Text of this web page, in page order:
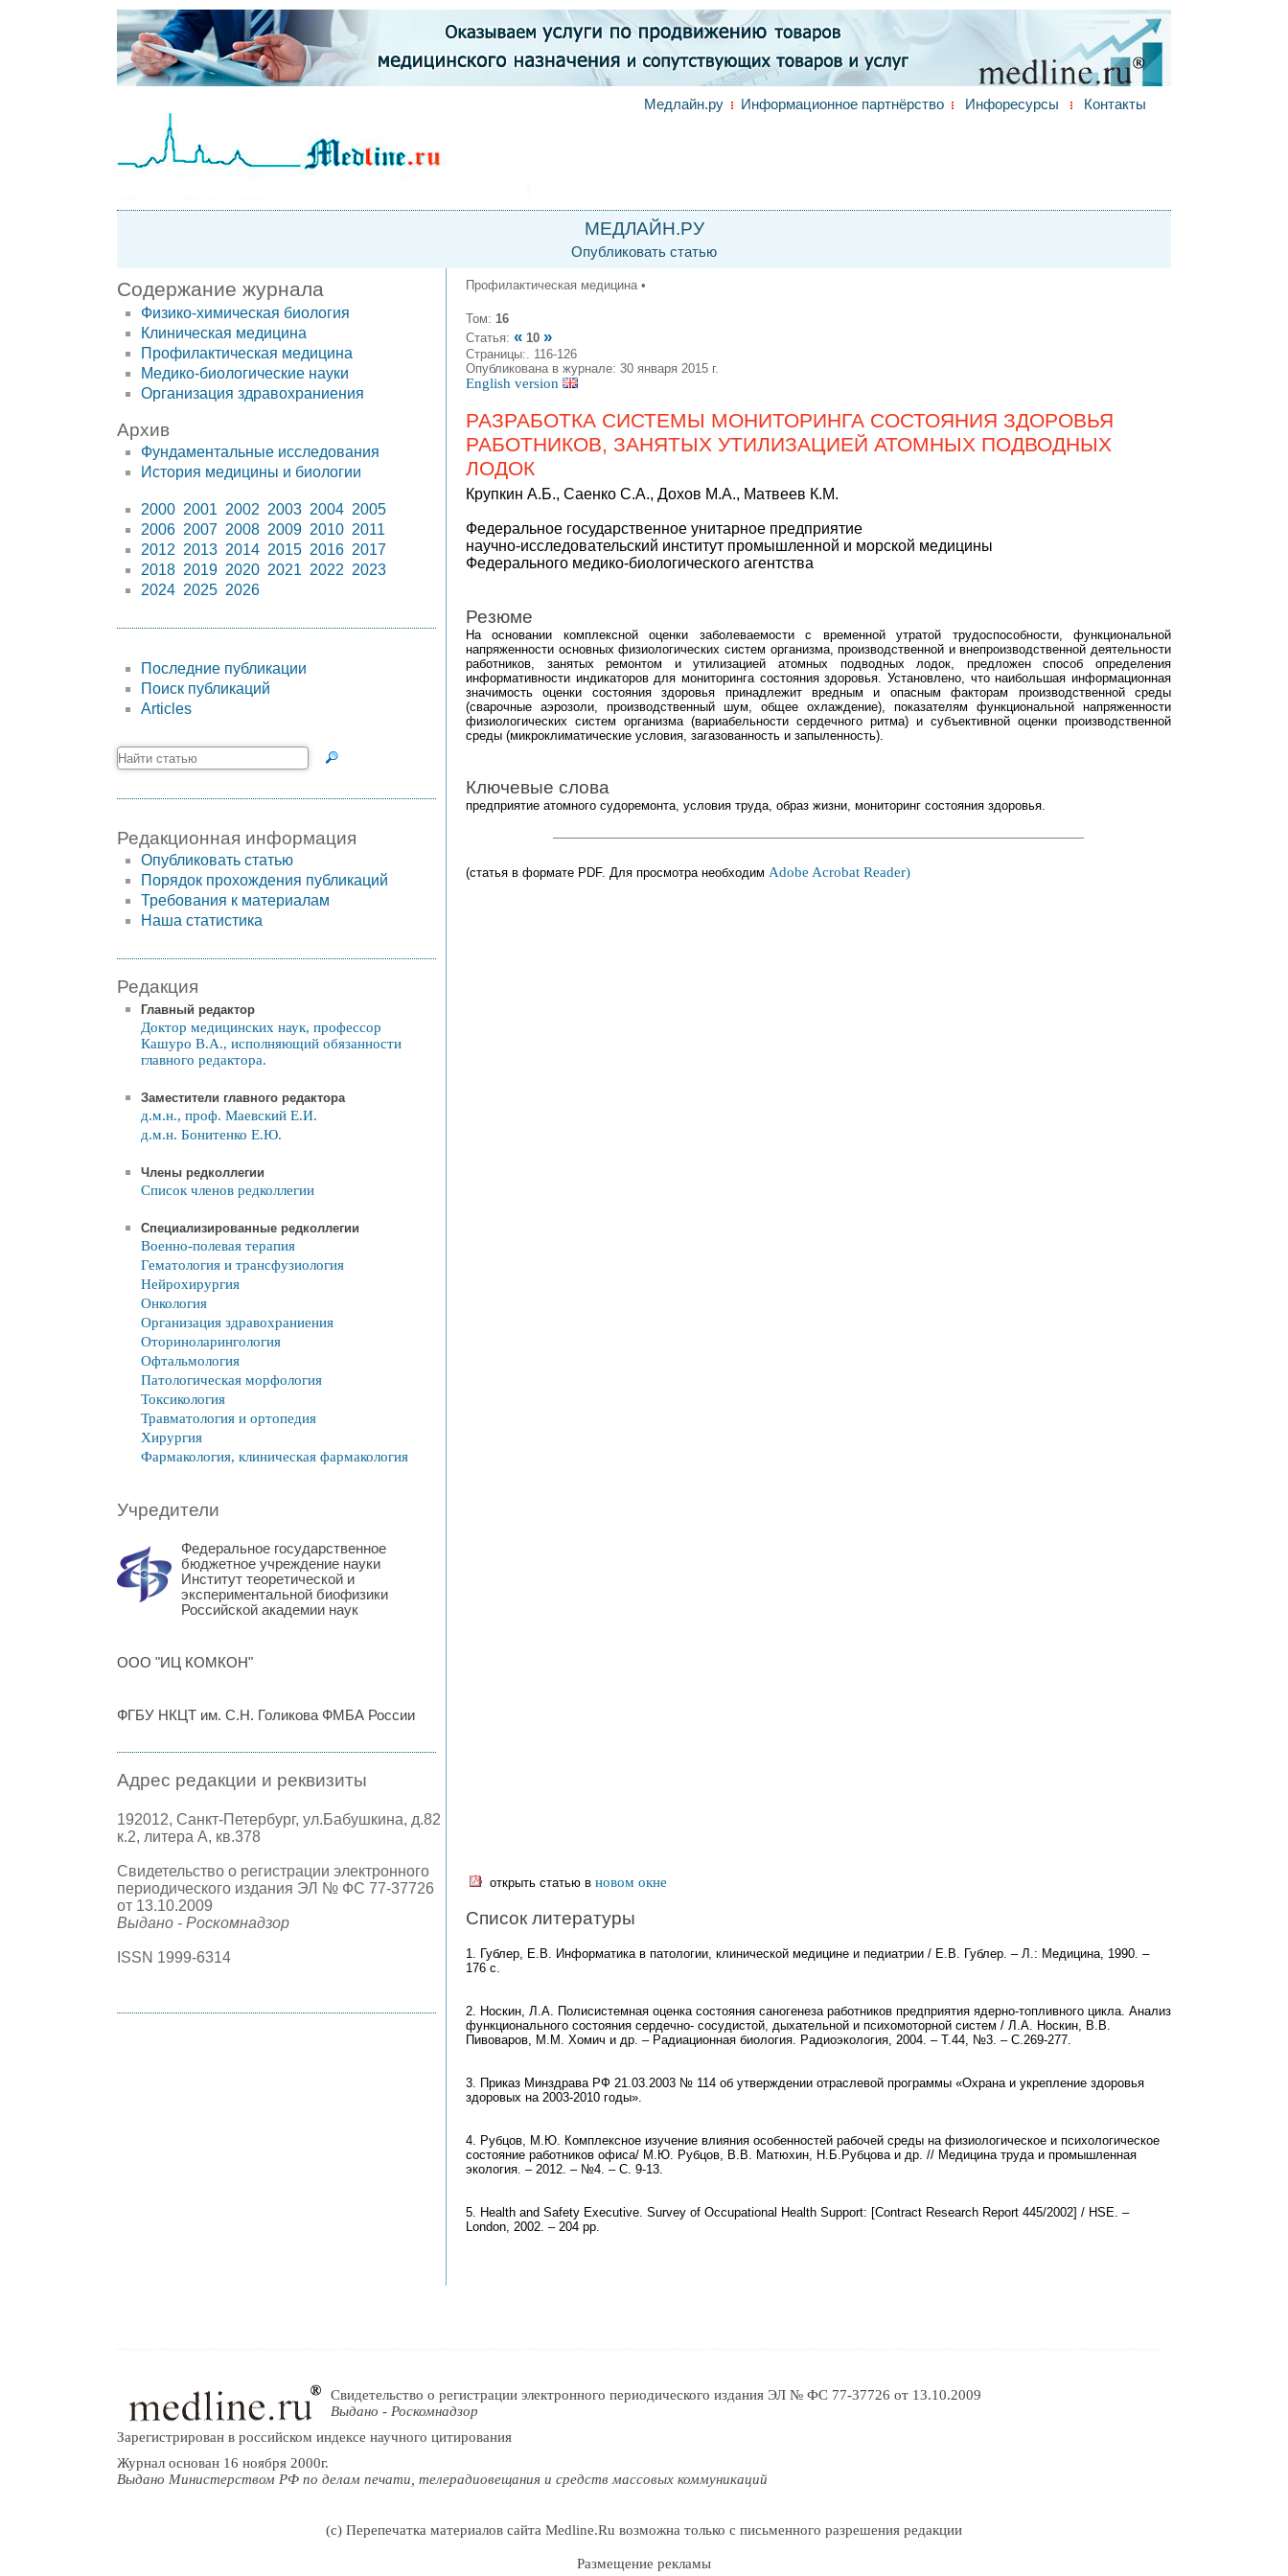
Медлайн.ру Информационное партнёрство Инфоресурсы Контакты
МЕДЛАЙН.РУ
Опубликовать статью
Содержание журнала
Физико-химическая биология
Клиническая медицина
Профилактическая медицина
Медико-биологические науки
Организация здравохраниения
Архив
Фундаментальные исследования
История медицины и биологии
2000 2001 2002 2003 2004 2005
2006 2007 2008 2009 2010 2011
2012 2013 2014 2015 2016 2017
2018 2019 2020 2021 2022 2023
2024 2025 2026
Последние публикации
Поиск публикаций
Articles
Редакционная информация
Опубликовать статью
Порядок прохождения публикаций
Требования к материалам
Наша статистика
Редакция
Главный редактор
Доктор медицинских наук, профессор
Кашуро В.А., исполняющий обязанности
главного редактора.
Заместители главного редактора
д.м.н., проф. Маевский Е.И.
д.м.н. Бонитенко Е.Ю.
Члены редколлегии
Список членов редколлегии
Специализированные редколлегии
Военно-полевая терапия
Гематология и трансфузиология
Нейрохирургия
Онкология
Организация здравохраниения
Оториноларингология
Офтальмология
Патологическая морфология
Токсикология
Травматология и ортопедия
Хирургия
Фармакология, клиническая фармакология
Учредители
Федеральное государственное
бюджетное учреждение науки
Институт теоретической и
экспериментальной биофизики
Российской академии наук
ООО "ИЦ КОМКОН"
ФГБУ НКЦТ им. С.Н. Голикова ФМБА России
Адрес редакции и реквизиты
192012, Санкт-Петербург, ул.Бабушкина, д.82
к.2, литера А, кв.378
Свидетельство о регистрации электронного
периодического издания ЭЛ № ФС 77-37726
от 13.10.2009
Выдано - Роскомнадзор
ISSN 1999-6314
Профилактическая медицина •
Том: 16
Статья: « 10 »
Страницы:. 116-126
Опубликована в журнале: 30 января 2015 г.
English version
РАЗРАБОТКА СИСТЕМЫ МОНИТОРИНГА СОСТОЯНИЯ ЗДОРОВЬЯ
РАБОТНИКОВ, ЗАНЯТЫХ УТИЛИЗАЦИЕЙ АТОМНЫХ ПОДВОДНЫХ
ЛОДОК
Крупкин А.Б., Саенко С.А., Дохов М.А., Матвеев К.М.
Федеральное государственное унитарное предприятие
научно-исследовательский институт промышленной и морской медицины
Федерального медико-биологического агентства
Резюме
На основании комплексной оценки заболеваемости с временной утратой трудоспособности, функциональной
напряженности основных физиологических систем организма, производственной и внепроизводственной деятельности
работников, занятых ремонтом и утилизацией атомных подводных лодок, предложен способ определения
информативности индикаторов для мониторинга состояния здоровья. Установлено, что наибольшая информационная
значимость оценки состояния здоровья принадлежит вредным и опасным факторам производственной среды
(сварочные аэрозоли, производственный шум, общее охлаждение), показателям функциональной напряженности
физиологических систем организма (вариабельности сердечного ритма) и субъективной оценки производственной
среды (микроклиматические условия, загазованность и запыленность).
Ключевые слова
предприятие атомного судоремонта, условия труда, образ жизни, мониторинг состояния здоровья.
(статья в формате PDF. Для просмотра необходим Adobe Acrobat Reader)
открыть статью в новом окне
Список литературы
1. Гублер, Е.В. Информатика в патологии, клинической медицине и педиатрии / Е.В. Гублер. – Л.: Медицина, 1990. –
176 с.
2. Носкин, Л.А. Полисистемная оценка состояния саногенеза работников предприятия ядерно-топливного цикла. Анализ
функционального состояния сердечно- сосудистой, дыхательной и психомоторной систем / Л.А. Носкин, В.В.
Пивоваров, М.М. Хомич и др. – Радиационная биология. Радиоэкология, 2004. – Т.44, №3. – С.269-277.
3. Приказ Минздрава РФ 21.03.2003 № 114 об утверждении отраслевой программы «Охрана и укрепление здоровья
здоровых на 2003-2010 годы».
4. Рубцов, М.Ю. Комплексное изучение влияния особенностей рабочей среды на физиологическое и психологическое
состояние работников офиса/ М.Ю. Рубцов, В.В. Матюхин, Н.Б.Рубцова и др. // Медицина труда и промышленная
экология. – 2012. – №4. – С. 9-13.
5. Health and Safety Executive. Survey of Occupational Health Support: [Contract Research Report 445/2002] / HSE. –
London, 2002. – 204 pp.
Свидетельство о регистрации электронного периодического издания ЭЛ № ФС 77-37726 от 13.10.2009
Выдано - Роскомнадзор
Зарегистрирован в российском индексе научного цитирования
Журнал основан 16 ноября 2000г.
Выдано Министерством РФ по делам печати, телерадиовещания и средств массовых коммуникаций
(c) Перепечатка материалов сайта Medline.Ru возможна только с письменного разрешения редакции
Размещение рекламы